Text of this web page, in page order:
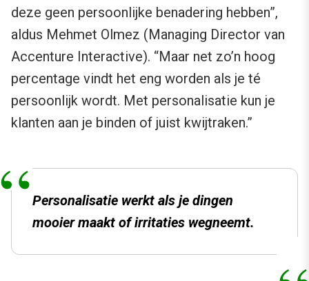
deze geen persoonlijke benadering hebben”,
aldus Mehmet Olmez (Managing Director van
Accenture Interactive). “Maar net zo’n hoog
percentage vindt het eng worden als je té
persoonlijk wordt. Met personalisatie kun je
klanten aan je binden of juist kwijtraken.”
Personalisatie werkt als je dingen
mooier maakt of irritaties wegneemt.